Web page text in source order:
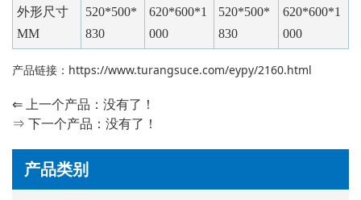
产品类别
外形尺寸
MM
520*500*
830
620*600*1
000
520*500*
830
620*600*1
000
产品链接： https://www.turangsuce.com/eypy/2160.html
⇐ 上一个产品：没有了！
⇒ 下一个产品：没有了！